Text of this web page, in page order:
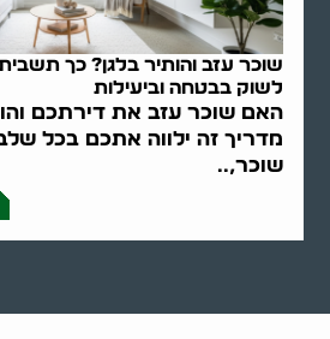
שוכר עזב והותיר בלגן? כך
לשוק בבטחה וביעילות
האם שוכר עזב את דירתכם
מדריך זה ילווה אתכם בכל
שוכר,..